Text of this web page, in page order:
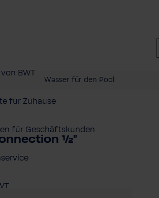
BWT
für Zuhause
für Geschäftskunden
Wasser für den Pool
½"